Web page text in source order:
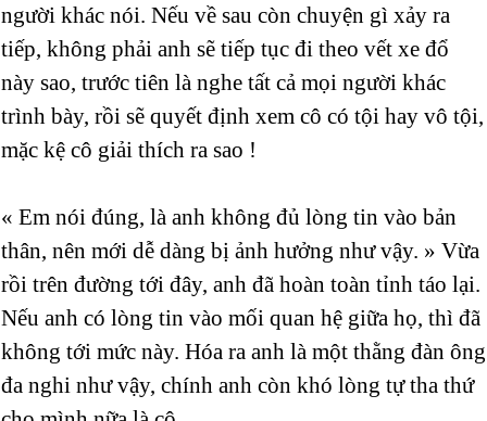
người khác nói. Nếu về sau còn chuyện gì xảy ra
tiếp, không phải anh sẽ tiếp tục đi theo vết xe đổ
này sao, trước tiên là nghe tất cả mọi người khác
trình bày, rồi sẽ quyết định xem cô có tội hay vô tội,
mặc kệ cô giải thích ra sao !
« Em nói đúng, là anh không đủ lòng tin vào bản
thân, nên mới dễ dàng bị ảnh hưởng như vậy. » Vừa
rồi trên đường tới đây, anh đã hoàn toàn tỉnh táo lại.
Nếu anh có lòng tin vào mối quan hệ giữa họ, thì đã
không tới mức này. Hóa ra anh là một thằng đàn ông
đa nghi như vậy, chính anh còn khó lòng tự tha thứ